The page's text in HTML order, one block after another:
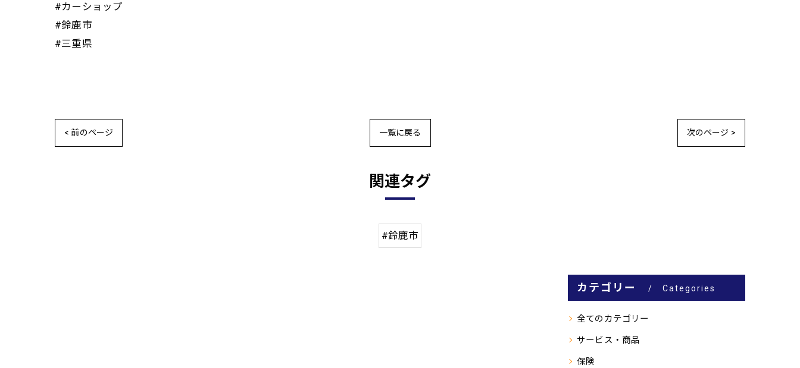
#カーショップ
#鈴鹿市
#三重県
< 前のページ 一覧に戻る 次のページ >
関連タグ
#鈴鹿市
カテゴリー Categories
全てのカテゴリー
サービス・商品
保険